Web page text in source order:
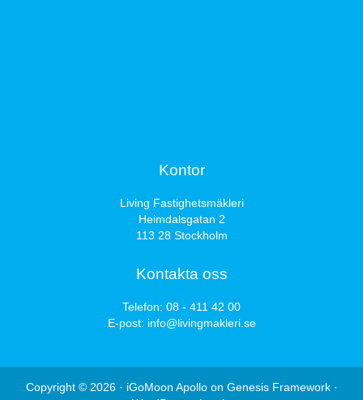
Kontor
Living Fastighetsmäkleri
Heimdalsgatan 2
113 28 Stockholm
Kontakta oss
Telefon: 08 - 411 42 00
E-post: info@livingmakleri.se
Copyright © 2026 · iGoMoon Apolloon Genesis Framework·